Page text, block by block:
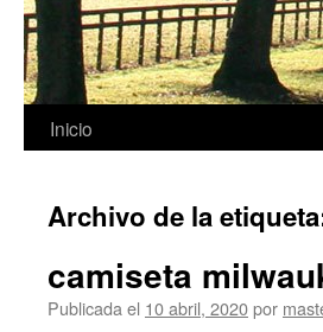
Saltar
contenido
Inicio
Archivo de la
camiseta
Publicada el 10 abril, 2020por